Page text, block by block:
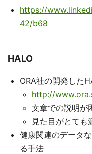
https://
42/b68
HALO
ORA社の開発した
http://
文章での説明が
見た目がとても
健康関連のデータ
る手法